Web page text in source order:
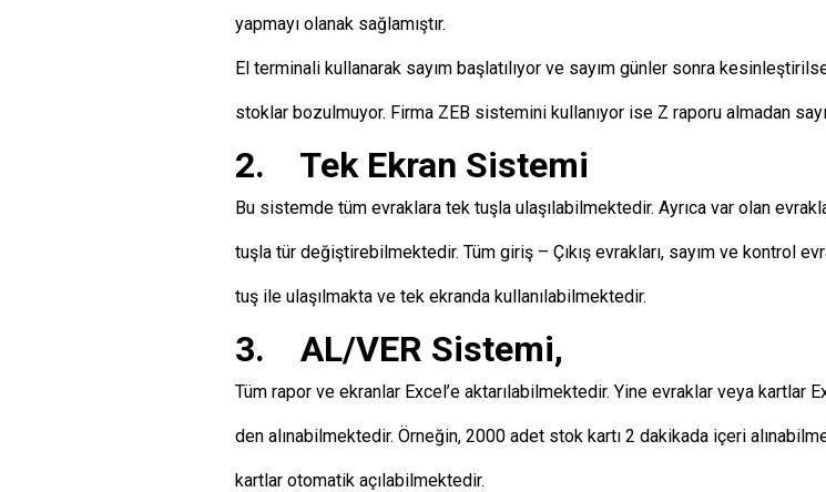
yapmayı olanak sağlamıştır.
El terminali kullanarak sayım başlatılıyor ve sayım günler sonra
stoklar bozulmuyor. Firma ZEB sistemini kullanıyor ise Z raporu almadan
2. Tek Ekran Sistemi
Bu sistemde tüm evraklara tek tuşla ulaşılabilmektedir. Ayrıca var olan
tuşla tür değiştirebilmektedir. Tüm giriş – Çıkış evrakları, sayım ve kontrol
tuş ile ulaşılmakta ve tek ekranda kullanılabilmektedir.
3. AL/VER Sistemi,
Tüm rapor ve ekranlar Excel’e aktarılabilmektedir. Yine evraklar veya kartlar
den alınabilmektedir. Örneğin, 2000 adet stok kartı 2 dakikada içeri
kartlar otomatik açılabilmektedir.